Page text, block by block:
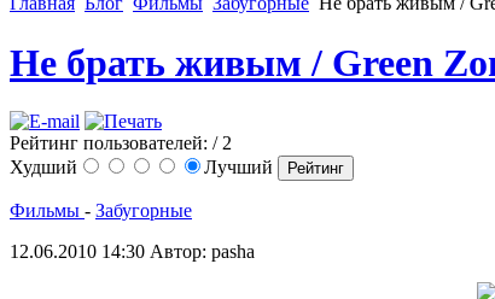
Не брать живым / Green
Рейтинг пользователей: / 2
Худший
Лучший
Фильмы - Забугорные
12.06.2010 14:30 Автор: pasha